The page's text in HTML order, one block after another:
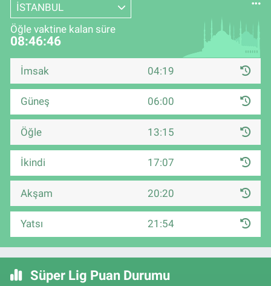
İSTANBUL
Öğle vaktine kalan süre
08:46:45
İmsak 04:19
Güneş 06:00
Öğle 13:15
İkindi 17:07
Akşam 20:20
Yatsı 21:54
Süper Lig Puan Durumu